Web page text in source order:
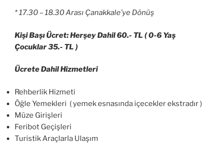
* 17.30 – 18.30 Arası Çanakkale’ye Dönüş
Kişi Başı Ücret: Herşey Dahil 60.- TL ( 0-6 Yaş
Çocuklar 35.- TL )
Ücrete Dahil Hizmetleri
Rehberlik Hizmeti
Öğle Yemekleri ( yemek esnasında içecekler ekstradır )
Müze Girişleri
Feribot Geçişleri
Turistik Araçlarla Ulaşım